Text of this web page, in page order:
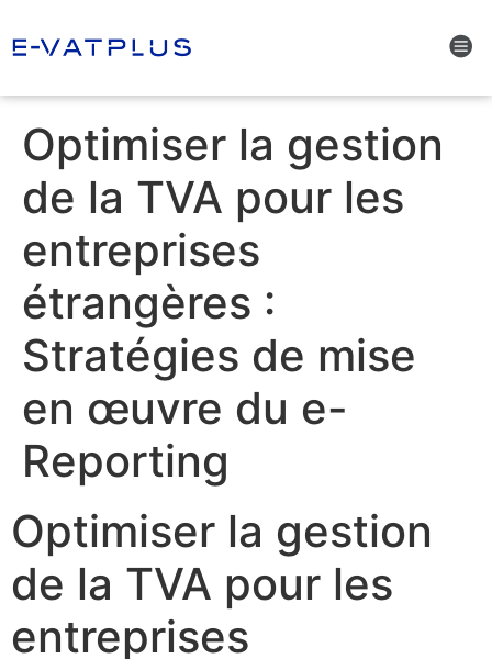
Optimiser la gestion
de la TVA pour les
entreprises
étrangères :
Stratégies de mise
en œuvre du e-
Reporting
Optimiser la gestion
de la TVA pour les
entreprises